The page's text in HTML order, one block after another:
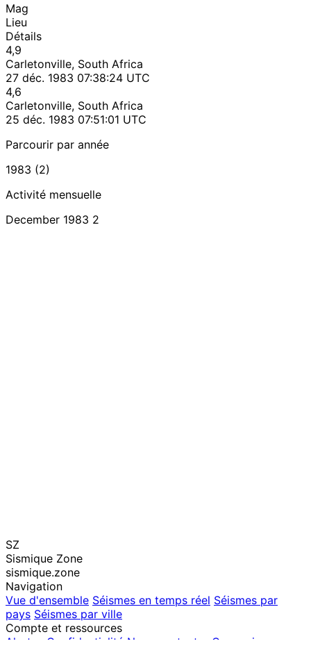
Mag
Lieu
Détails
4,9
Carletonville, South Africa
27 déc. 1983 07:38:24 UTC
4,6
Carletonville, South Africa
25 déc. 1983 07:51:01 UTC
Parcourir par année
1983 (2)
Activité mensuelle
December 1983 2
SZ
Sismique Zone
sismique.zone
Navigation
Vue d'ensemble Séismes en temps réel Séismes par
pays Séismes par ville
Compte et ressources
Alertes
Confidentialité Nous contacter Connexion